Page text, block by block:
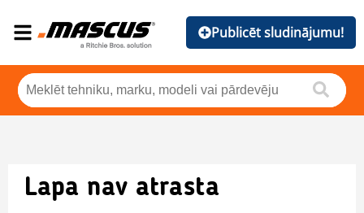
Publicēt sludinājumu!
Lapa nav atrasta